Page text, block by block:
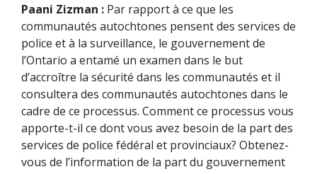
Paani Zizman : Par rapport à ce que les
communautés autochtones pensent des services de
police et à la surveillance, le gouvernement de
l’Ontario a entamé un examen dans le but
d’accroître la sécurité dans les communautés et il
consultera des communautés autochtones dans le
cadre de ce processus. Comment ce processus vous
apporte-t-il ce dont vous avez besoin de la part des
services de police fédéral et provinciaux? Obtenez-
vous de l’information de la part du gouvernement